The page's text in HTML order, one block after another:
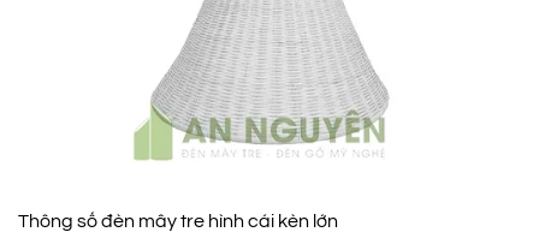
Thông số đèn mây tre hình cái kèn lớn